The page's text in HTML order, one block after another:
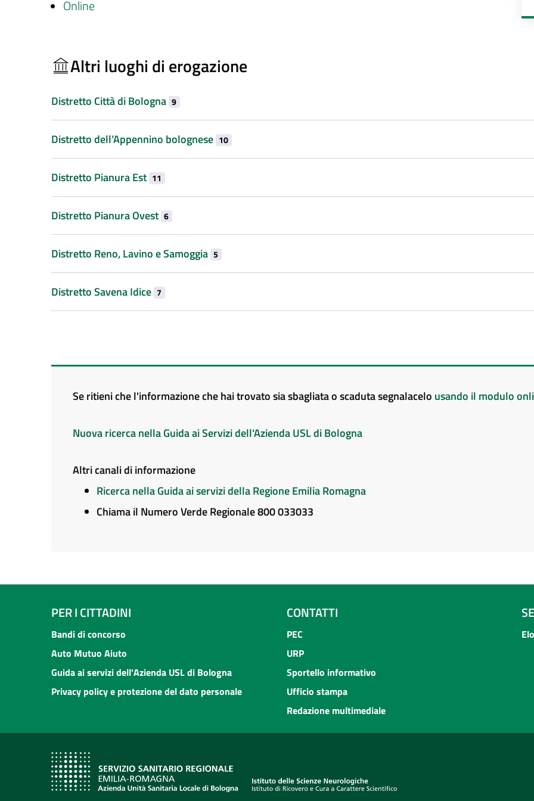
Online
Altri luoghi di erogazione
Distretto Città di Bologna 9
Distretto dell’Appennino bolognese 10
Distretto Pianura Est 11
Distretto Pianura Ovest 6
Distretto Reno, Lavino e Samoggia 5
Distretto Savena Idice 7
Se ritieni che l'informazione che hai trovato sia sbagliata o scaduta segnalacelo usando il modulo
Nuova ricerca nella Guida ai Servizi dell'Azienda USL di Bologna
Altri canali di informazione
Ricerca nella Guida ai servizi della Regione Emilia Romagna
Chiama il Numero Verde Regionale 800 033033
PER I CITTADINI
Bandi di concorso
Auto Mutuo Aiuto
Guida ai servizi dell'Azienda USL di Bologna
Privacy policy e protezione del dato personale
CONTATTI
PEC
URP
Sportello informativo
Ufficio stampa
Redazione multimediale